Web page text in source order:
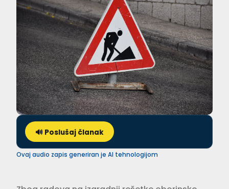
🔊 Poslušaj članak
Ovaj audio zapis generiran je AI tehnologijom